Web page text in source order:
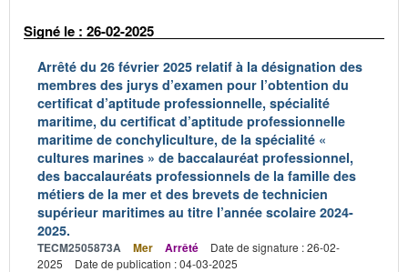
Signé le : 26-02-2025
Arrêté du 26 février 2025 relatif à la désignation des
membres des jurys d’examen pour l’obtention du
certificat d’aptitude professionnelle, spécialité
maritime, du certificat d’aptitude professionnelle
maritime de conchyliculture, de la spécialité «
cultures marines » de baccalauréat professionnel,
des baccalauréats professionnels de la famille des
métiers de la mer et des brevets de technicien
supérieur maritimes au titre l’année scolaire 2024-
2025.
TECM2505873A Mer Arrêté
Date de signature : 26-02-
2025
Date de publication : 04-03-2025